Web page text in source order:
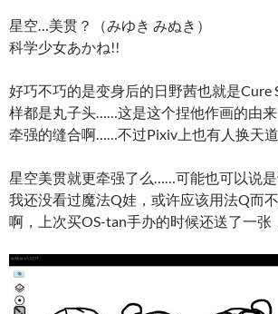
星空…美贯？（みゆき みぬき）
科学少女あかね!!
好巧不巧的是变身后的日野茜也就是Cure
样都是丸子头……这是这个捏他作画的由
牵强的缝合啊……不过Pixiv上也有人换天道
星空美贯就更牵强了么……可能也可以说是
我还没看过魔法Q娃，或许应该用法Q而不
啊，上次买OS-tan手办的时候还送了一张